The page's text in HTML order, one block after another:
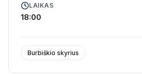
LAIKAS
18:00
Burbiškio skyrius